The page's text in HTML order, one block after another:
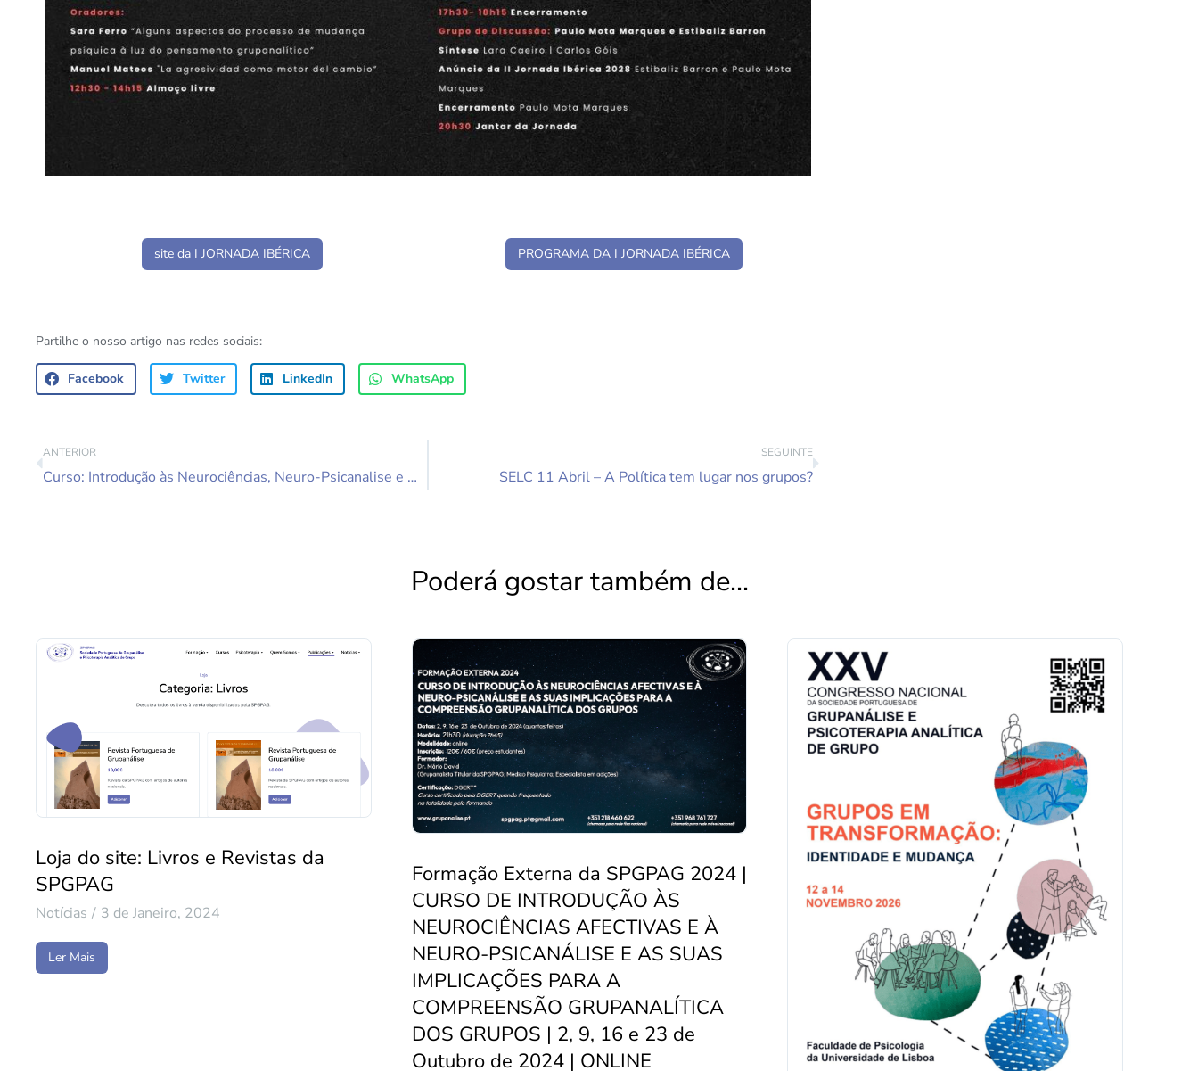
site da I JORNADA IBÉRICA PROGRAMA DA I JORNADA IBÉRICA
Partilhe o nosso artigo nas redes sociais:
Facebook Twitter LinkedIn WhatsApp
ANTERIOR
Curso: Introdução às Neurociências, Neuro-Psicanalise e Grupanálise – 6, 13, 20 e 27 ABRIL 2026
SEGUINTE
SELC 11 Abril – A Política tem lugar nos grupos?
Poderá gostar também de...
Loja do site: Livros e Revistas da
SPGPAG
Notícias 3 de Janeiro, 2024
Ler Mais
Formação Externa da SPGPAG 2024 |
CURSO DE INTRODUÇÃO ÀS
NEUROCIÊNCIAS AFECTIVAS E À
NEURO-PSICANÁLISE E AS SUAS
IMPLICAÇÕES PARA A
COMPREENSÃO GRUPANALÍTICA
DOS GRUPOS | 2, 9, 16 e 23 de
Outubro de 2024 | ONLINE